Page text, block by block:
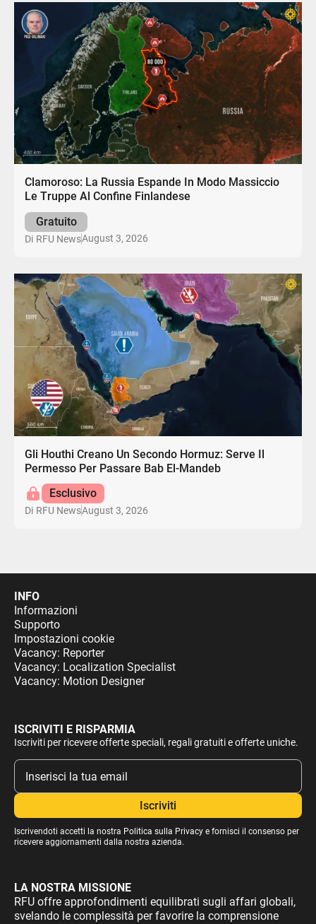
Clamoroso: La Russia Espande In Modo Massiccio
Le Truppe Al Confine Finlandese
Gratuito
Di RFU NewsAugust 3, 2026
Gli Houthi Creano Un Secondo Hormuz: Serve Il
Permesso Per Passare Bab El-Mandeb
Esclusivo
Di RFU NewsAugust 3, 2026
INFO
Informazioni
Supporto
Impostazioni cookie
Vacancy: Reporter
Vacancy: Localization Specialist
Vacancy: Motion Designer
ISCRIVITI E RISPARMIA
Iscriviti per ricevere offerte speciali, regali gratuiti e offerte uniche.
Iscrivendoti accetti la nostra Politica sulla Privacye fornisci il consenso per
ricevere aggiornamenti dalla nostra azienda.
LA NOSTRA MISSIONE
RFU offre approfondimenti equilibrati sugli affari globali,
svelando le complessità per favorire la comprensione